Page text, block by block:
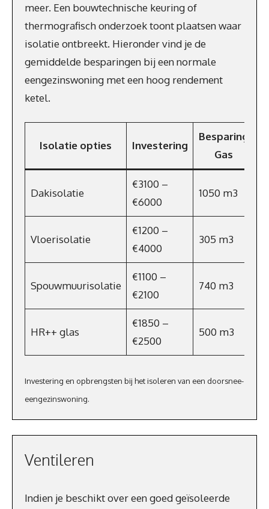
meer. Een bouwtechnische keuring of
thermografisch onderzoek toont plaatsen waar
isolatie ontbreekt. Hieronder vind je de
gemiddelde besparingen bij een normale
eengezinswoning met een hoog rendement
ketel.
Isolatie opties Investering
Besparing
Gas
Dakisolatie
€3100 –
€6000
1050 m3
Vloerisolatie
€1200 –
€4000
305 m3
Spouwmuurisolatie
€1100 –
€2100
740 m3
HR++ glas
€1850 –
€2500
500 m3
Investering en opbrengsten bij het isoleren van een doorsnee-
eengezinswoning.
Ventileren
Indien je beschikt over een goed geïsoleerde